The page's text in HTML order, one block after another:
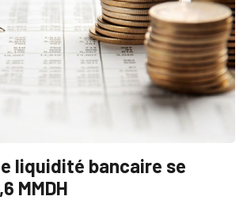
liquidité bancaire se
MMDH